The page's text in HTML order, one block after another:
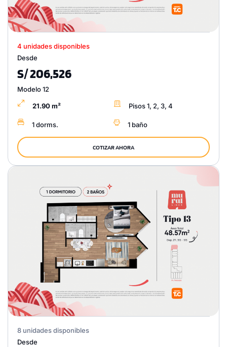
4 unidades disponibles
Desde
S/ 206,526
Modelo 12
21.90 m² Pisos 1, 2, 3, 4
1 dorms. 1 baño
COTIZAR AHORA
8 unidades disponibles
Desde